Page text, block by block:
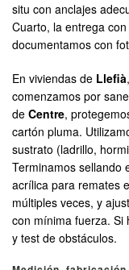
situ con anclajes
Cuarto, la entrega
documentamos con
En viviendas de Llefià
comenzamos por
de Centre,
cartón pluma.
sustrato (ladrillo,
Terminamos sellando
acrílica para remates
múltiples veces, y
con mínima fuerza. Si
y test de obstáculos.